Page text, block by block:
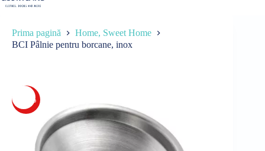
Prima pagină
Home, Sweet Home
BCI Pâlnie pentru borcane, inox
-38%